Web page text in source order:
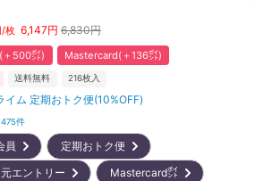
/枚 6,147円 6,830円
＋500㌽) Mastercard(＋136㌽)
送料無料 216枚入
イム 定期おトク便(10%OFF)
475件
員
定期おトク便
元エントリー
Mastercard㌽